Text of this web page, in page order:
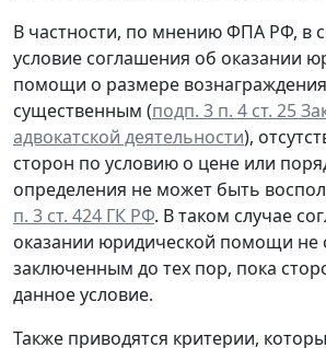
В частности, по мнению ФПА РФ, в
условие соглашения об оказании
помощи о размере вознаграждения
существенным (подп. 3 п. 4 ст. 25
адвокатской деятельности),
сторон по условию о цене или
определения не может быть
п. 3 ст. 424 ГК РФ. В таком случае
оказании юридической помощи не
заключенным до тех пор, пока
данное условие.
Также приводятся критерии,